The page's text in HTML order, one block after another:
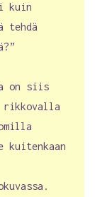
kuin
tehdä
on siis
rikkovalla